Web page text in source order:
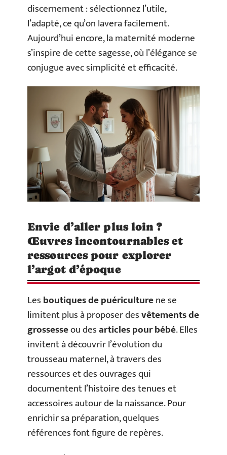
discernement : sélectionnez l’utile,
l’adapté, ce qu’on lavera facilement.
Aujourd’hui encore, la maternité moderne
s’inspire de cette sagesse, où l’élégance se
conjugue avec simplicité et efficacité.
Envie d’aller plus loin ?
Œuvres incontournables et
ressources pour explorer
l’argot d’époque
Lesboutiques de puériculturene se
limitent plus à proposer desvêtements de
grossesseou desarticles pour bébé. Elles
invitent à découvrir l’évolution du
trousseau maternel, à travers des
ressources et des ouvrages qui
documentent l’histoire des tenues et
accessoires autour de la naissance. Pour
enrichir sa préparation, quelques
références font figure de repères.